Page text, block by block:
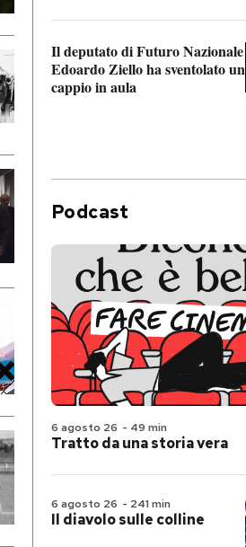
Il deputato di Futuro Nazionale
Edoardo Ziello ha sventolato un
cappio in aula
Podcast
6 agosto 26 - 49 min
Tratto da una storia vera
6 agosto 26 - 241 min
Il diavolo sulle colline